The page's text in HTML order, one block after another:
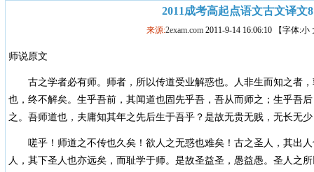
2011成考高起点语文古文译文8
来源:2exam.com 2011-9-14 16:06:10 【字体:小
师说原文
古之学者必有师。师者，所以传道受业解惑也。人非生而知之者，
也，终不解矣。生乎吾前，其闻道也固先乎吾，吾从而师之；生乎吾
之。吾师道也，夫庸知其年之先后生于吾乎？是故无贵无贱，无长无
嗟乎！师道之不传也久矣！欲人之无惑也难矣！古之圣人，其出人
人，其下圣人也亦远矣，而耻学于师。是故圣益圣，愚益愚。圣人之